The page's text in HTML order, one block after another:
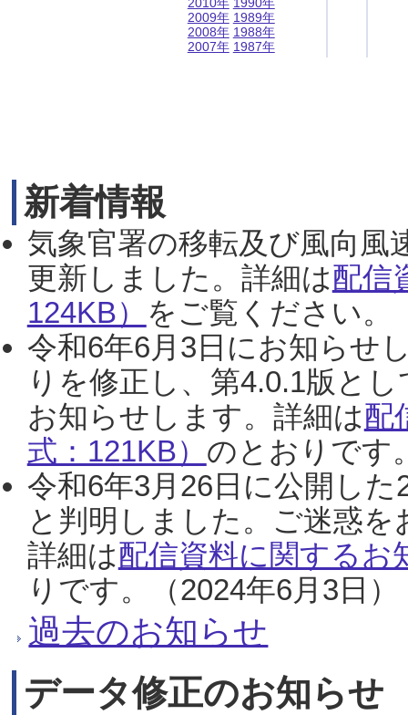
2009年
2008年
2007年
1989年
1988年
1987年
新着情報
気象官署の移転及び風向風
更新しました。詳細は配信
124KB） をご覧ください。
令和6年6月3日にお知らせ
りを修正し、第4.0.1版と
お知らせします。詳細は配
式：121KB） のとおりです
令和6年3月26日に公開し
と判明しました。ご迷惑
詳細は配信資料に関するお
りです。（2024年6月3日）
過去のお知らせ
データ修正のお知らせ